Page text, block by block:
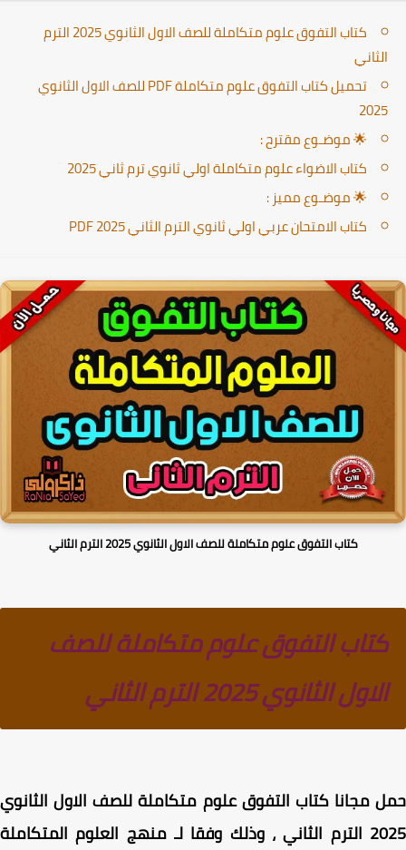
كتاب التفوق علوم متكاملة للصف الاول الثانوي 2025 الترم
الثاني
تحميل كتاب التفوق علوم متكاملة PDF للصف الاول الثانوي
2025
🌟 موضـوع مقترح :
كتاب الاضواء علوم متكاملة اولي ثانوي ترم ثاني 2025
🌟 موضـوع مميز :
كتاب الامتحان عربي اولي ثانوي الترم الثاني PDF 2025
كتاب التفوق علوم متكاملة للصف الاول الثانوي 2025 الترم الثاني
كتاب التفوق علوم متكاملة للصف
الاول الثانوي 2025 الترم الثاني
مجانا كتاب التفوق علوم متكاملة للصف الاول الثانوي
2025 الترم الثاني ، وذلك وفقا لـ منهج العلوم المتكاملة